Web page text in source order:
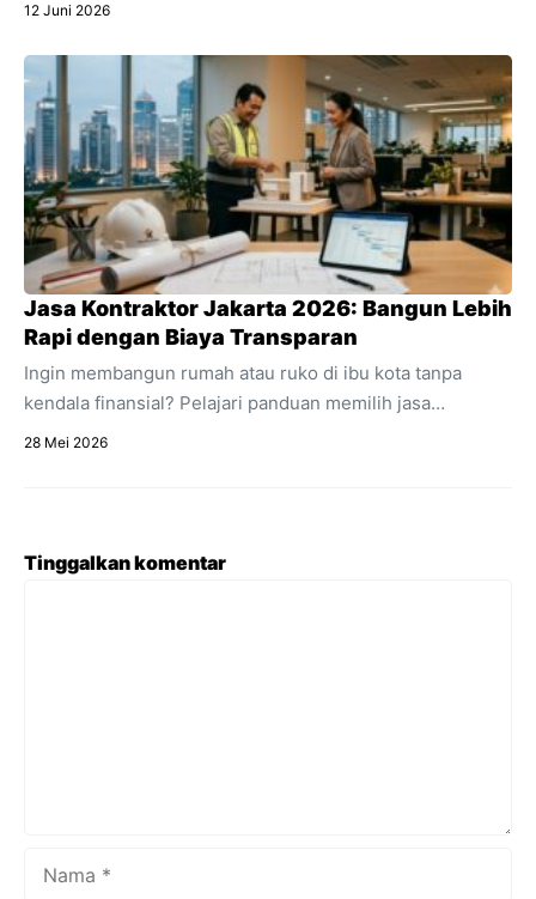
perbedaannya dengan multichannel, dan manfaat
utamanya untuk efisiensi bisnis online Anda.
12 Juni 2026
Jasa Kontraktor Jakarta 2026: Bangun Lebih
Rapi dengan Biaya Transparan
Ingin membangun rumah atau ruko di ibu kota tanpa
kendala finansial? Pelajari panduan memilih jasa
kontraktor Jakarta dengan estimasi RAB transparan dan
28 Mei 2026
Tinggalkan komentar